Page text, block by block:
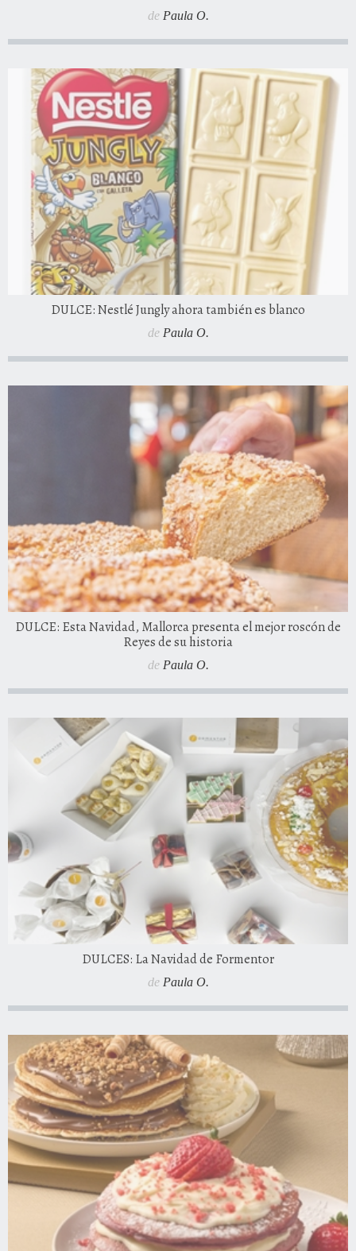
de Paula O.
DULCE: Nestlé Jungly ahora también es blanco
de Paula O.
DULCE: Esta Navidad, Mallorca presenta el mejor roscón de
Reyes de su historia
de Paula O.
DULCES: La Navidad de Formentor
de Paula O.